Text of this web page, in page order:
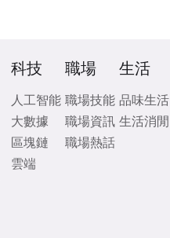
科技
人工智能
大數據
區塊鏈
雲端
職場
職場技能
職場資訊
職場熱話
生活
品味生活
生活消閒